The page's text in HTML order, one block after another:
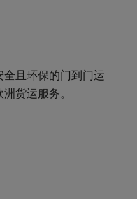
且环保的门到门运
货运服务。